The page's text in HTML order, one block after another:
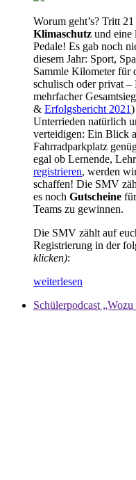
Worum geht’s? Tritt
Klimaschutz und eine
Pedale! Es gab noch
diesem Jahr: Sport,
Sammle Kilometer für
schulisch oder privat –
mehrfacher
& Erfolgsbericht 2021
Unterrieden natürlich
verteidigen: Ein Blick
Fahrradparkplatz
egal ob Lernende,
registrieren, werden
schaffen! Die SMV
es noch Gutscheine
Teams zu gewinnen.
Die SMV zählt auf
Registrierung in der
klicken):
weiterlesen
Schülerpodcast „Wozu